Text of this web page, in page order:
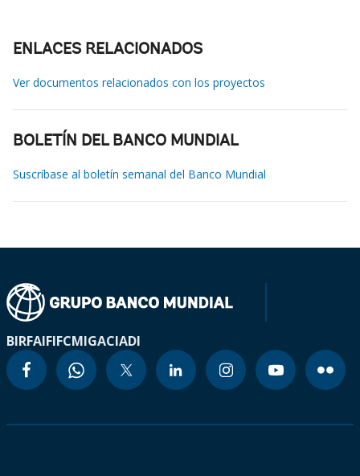
ENLACES RELACIONADOS
Ver documentos relacionados con los proyectos
BOLETÍN DEL BANCO MUNDIAL
Suscríbase al boletín semanal del Banco Mundial
BIRFAIFIFCMIGACIADI